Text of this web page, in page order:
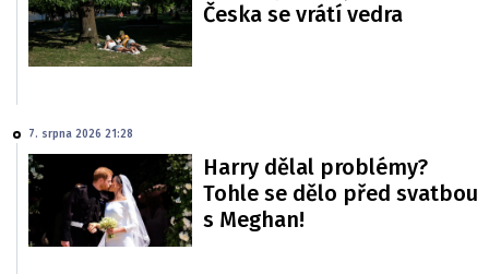
Česka se vrátí vedra
7. srpna 2026 21:28
Harry dělal problémy?
Tohle se dělo před svatbou
s Meghan!